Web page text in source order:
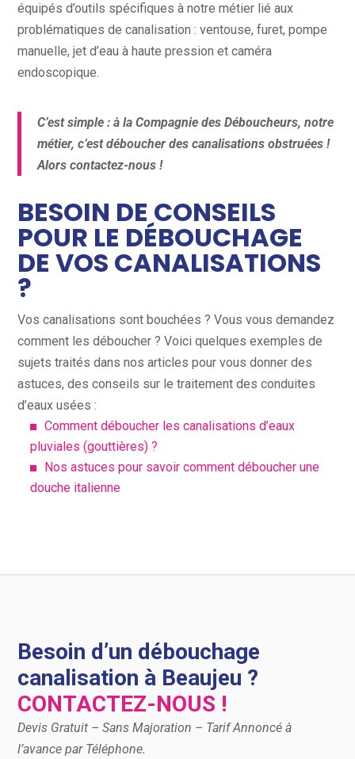
équipés d’outils spécifiques à notre métier lié aux
problématiques de canalisation : ventouse, furet, pompe
manuelle, jet d’eau à haute pression et caméra
endoscopique.
C’est simple : à la Compagnie des Déboucheurs, notre
métier, c’est déboucher des canalisations obstruées !
Alors contactez-nous !
BESOIN DE CONSEILS
POUR LE DÉBOUCHAGE
DE VOS CANALISATIONS
?
Vos canalisations sont bouchées ? Vous vous demandez
comment les déboucher ? Voici quelques exemples de
sujets traités dans nos articles pour vous donner des
astuces, des conseils sur le traitement des conduites
d’eaux usées :
Comment déboucher les canalisations d’eaux
pluviales (gouttières) ?
Nos astuces pour savoir comment déboucher une
douche italienne
Besoin d’un débouchage
canalisation à Beaujeu ?
CONTACTEZ-NOUS !
Devis Gratuit – Sans Majoration – Tarif Annoncé à
l’avance par Téléphone.